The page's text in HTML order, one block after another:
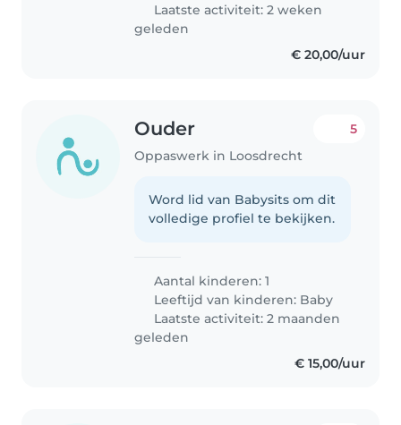
Laatste activiteit: 2 weken
geleden
€ 20,00/uur
Ouder
Oppaswerk in Loosdrecht
5
Word lid van Babysits om dit
volledige profiel te bekijken.
Aantal kinderen: 1
Leeftijd van kinderen: Baby
Laatste activiteit: 2 maanden
geleden
€ 15,00/uur